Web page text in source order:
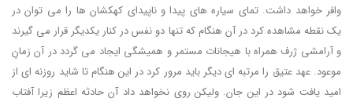
وافر خواهد داشت. تمای سیاره های پیدا و ناپیدای کهکشان ها را می توان در
یک نقطه مشاهده کرد در آن هنگام که تنها دو نفس در کنار یکدیگر قرار می گیرند
و آرامشی ژرف همراه با هیجانات مستمر و همیشگی ایجاد می گردد در آن زمانِ
موعود. عهد عتیق را مرتبه ای دیگر باید مرور کرد در این هنگام تا شاید روزنه ای از
امید یافت شود در این جان. ولیکن روی نخواهد داد آن حادثه اعظم زیرا آفتاب